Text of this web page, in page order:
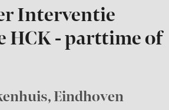
Interventie
HCK - parttime of
, Eindhoven